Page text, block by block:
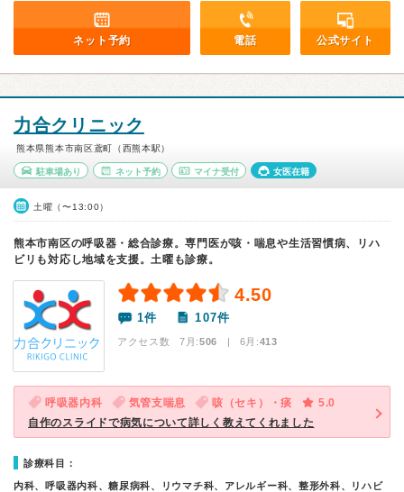
ネット予約 電話 公式サイト
力合クリニック
熊本県熊本市南区鳶町（西熊本駅）
駐車場あり ネット予約 マイナ受付 女医在籍
土曜（〜13:00）
熊本市南区の呼吸器・総合診療。専門医が咳・喘息や生活習慣病、リハ
ビリも対応し地域を支援。土曜も診療。
4.50
1件 107件
アクセス数 7月:506 | 6月:413
呼吸器内科 気管支喘息 咳（セキ）・痰
5.0
自作のスライドで病気について詳しく教えてくれました
診療科目：
内科、呼吸器内科、糖尿病科、リウマチ科、アレルギー科、整形外科、リハビ